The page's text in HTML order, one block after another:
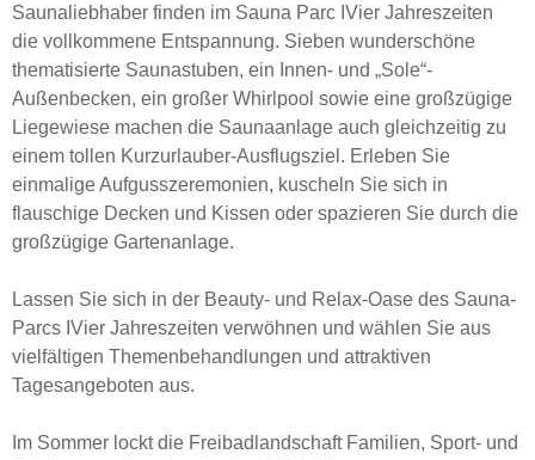
Saunaliebhaber finden im Sauna Parc IVier Jahreszeiten
die vollkommene Entspannung. Sieben wunderschöne
thematisierte Saunastuben, ein Innen- und „Sole“-
Außenbecken, ein großer Whirlpool sowie eine großzügige
Liegewiese machen die Saunaanlage auch gleichzeitig zu
einem tollen Kurzurlauber-Ausflugsziel. Erleben Sie
einmalige Aufgusszeremonien, kuscheln Sie sich in
flauschige Decken und Kissen oder spazieren Sie durch die
großzügige Gartenanlage.
Lassen Sie sich in der Beauty- und Relax-Oase des Sauna-
Parcs IVier Jahreszeiten verwöhnen und wählen Sie aus
vielfältigen Themenbehandlungen und attraktiven
Tagesangeboten aus.
Im Sommer lockt die Freibadlandschaft Familien, Sport- und